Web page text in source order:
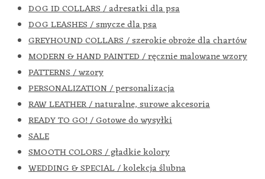
DOG ID COLLARS / adresatki dla psa
DOG LEASHES / smycze dla psa
GREYHOUND COLLARS / szerokie obroże dla chartów
MODERN & HAND PAINTED / ręcznie malowane wzory
PATTERNS / wzory
PERSONALIZATION / personalizacja
RAW LEATHER / naturalne, surowe akcesoria
READY TO GO! / Gotowe do wysyłki
SALE
SMOOTH COLORS / gładkie kolory
WEDDING & SPECIAL / kolekcja ślubna